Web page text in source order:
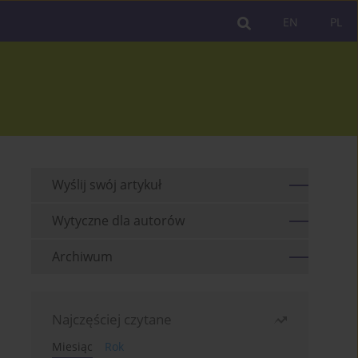
PL
EN
Wyślij swój artykuł
Wytyczne dla autorów
Archiwum
Najczęściej czytane
Miesiąc
Rok